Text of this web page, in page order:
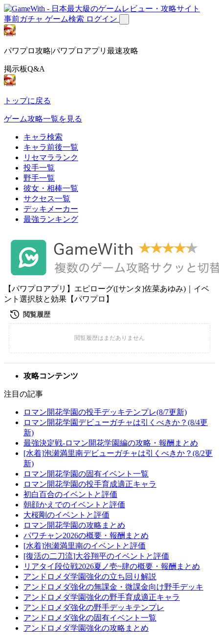
事前ガチャ ゲーム検索 ログイン
パワプロ攻略|パワプロアプリ最速攻略
掲示板Q&A
トップに戻る
ゲーム攻略一覧を見る
キャラ検索
キャラ前後一覧
リセマラランク
投手一覧
野手一覧
彼女・相棒一覧
サクセス一覧
デッキメーカー
最強ランキング
【パワプロアプリ】エピローグ([サンタ]佐菜あゆみ)｜イベ
ント選択肢と効果【パワプロ】
攻略コンテンツ
注目の記事
ロマン開花学園の投手デッキテンプレ(8/7更新)
ロマン開花学園デビューガチャは引くべきか？(8/4更
新)
最強決定戦-ロマン開花学園編の攻略・報酬まとめ
[水着]泡瀬満里南デビューガチャは引くべきか？(8/2更
新)
ロマン開花学園の固有イベント一覧
ロマン開花学園の投手育成適正キャラ
初白百合のイベントと評価
朝顔かえでのイベントと評価
大桜剛のイベントと評価
ロマン開花学園の攻略まとめ
パワチャン2026の概要・報酬まとめ
[水着]泡瀬満里南のイベントと評価
[復活の二刀流]大谷翔平のイベントと評価
リアタイ段位戦2026夏ノ壱~肆の概要・報酬まとめ
アンドロメダ学園強化の立ち回り解説
アンドロメダ強化の無課金・微課金向け野手デッキ
アンドロメダ学園強化の野手育成適正キャラ
アンドロメダ強化の野手デッキテンプレ
アンドロメダ強化の固有イベント一覧
アンドロメダ学園強化の攻略まとめ